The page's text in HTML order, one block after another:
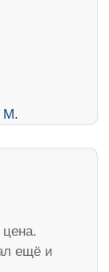
ещё и